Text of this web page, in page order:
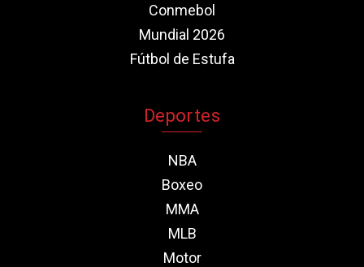
Conmebol
Mundial 2026
Fútbol de Estufa
Deportes
NBA
Boxeo
MMA
MLB
Motor